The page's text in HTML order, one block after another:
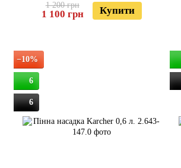
1 200 грн
1 100 грн Купити
−10%
6
6